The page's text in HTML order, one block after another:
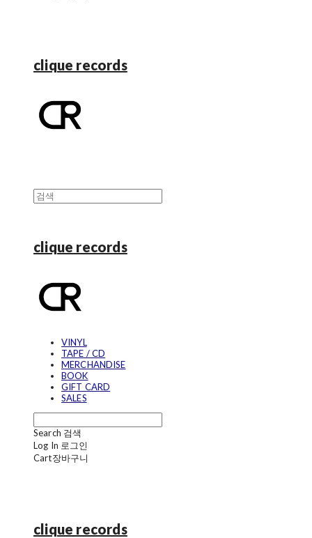
clique records
clique records
VINYL
TAPE / CD
MERCHANDISE
BOOK
GIFT CARD
SALES
Search 검색
Log In 로그인
Cart장바구니
clique records